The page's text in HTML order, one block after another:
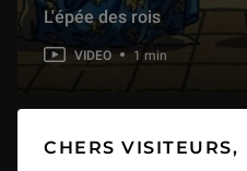
CHERS VISITEURS,
Une Minute au
1 min
1 min
L'épée des rois
VIDEO 1 min